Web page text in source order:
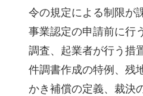
令の規定による制限が
事業認定の申請前に行
調査、起業者が行う措
件調書作成の特例、残
かき補償の定義、裁決